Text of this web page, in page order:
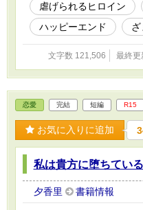
虐げられるヒロイン
ハッピーエンド
ざ
文字数 121,506 最終更
恋愛 完結 短編 R15
お気に入りに追加
私は貴方に堕ちている
夕香里 書籍情報